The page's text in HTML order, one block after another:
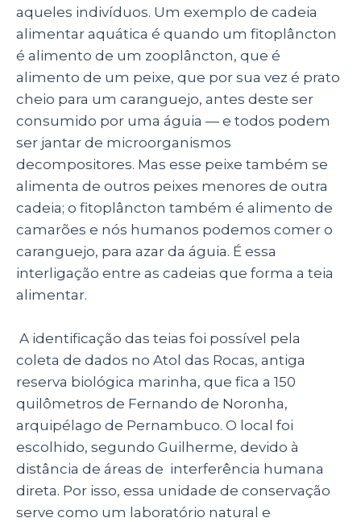
aqueles indivíduos. Um exemplo de cadeia
alimentar aquática é quando um fitoplâncton
é alimento de um zooplâncton, que é
alimento de um peixe, que por sua vez é prato
cheio para um caranguejo, antes deste ser
consumido por uma águia — e todos podem
ser jantar de microorganismos
decompositores. Mas esse peixe também se
alimenta de outros peixes menores de outra
cadeia; o fitoplâncton também é alimento de
camarões e nós humanos podemos comer o
caranguejo, para azar da águia. É essa
interligação entre as cadeias que forma a teia
alimentar.
A identificação das teias foi possível pela
coleta de dados no Atol das Rocas, antiga
reserva biológica marinha, que fica a 150
quilômetros de Fernando de Noronha,
arquipélago de Pernambuco. O local foi
escolhido, segundo Guilherme, devido à
distância de áreas de interferência humana
direta. Por isso, essa unidade de conservação
serve como um laboratório natural e